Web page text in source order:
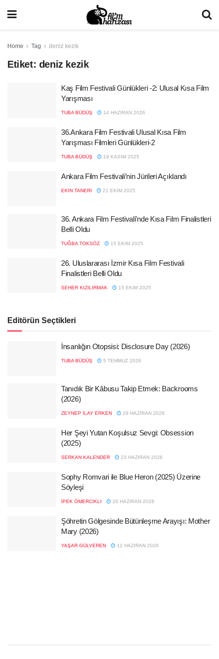
Home Tag deniz kezik
Etiket: deniz kezik
Kaş Film Festivali Günlükleri -2: Ulusal Kısa Film
Yarışması
TUBA BÜDÜŞ 14 HAZIRAN 2026
36.Ankara Film Festivali Ulusal Kısa Film
Yarışması Filmleri Günlükleri-2
TUBA BÜDÜŞ 19 KASIM 2025
Ankara Film Festivali’nin Jürileri Açıklandı
EKIN TANERI 21 EKIM 2025
36. Ankara Film Festivali’nde Kısa Film Finalistleri
Belli Oldu
TUĞBA TOKSÖZ 15 EKIM 2025
26. Uluslararası İzmir Kısa Film Festivali
Finalistleri Belli Oldu
SEHER KIZILIRMAK 15 EKIM 2025
Editörün Seçtikleri
İnsanlığın Otopsisi: Disclosure Day (2026)
TUBA BÜDÜŞ 5 TEMMUZ 2026
Tanıdık Bir Kâbusu Takip Etmek: Backrooms
(2026)
ZEYNEP İLAY ERKEN 29 HAZIRAN 2026
Her Şeyi Yutan Koşulsuz Sevgi: Obsession
(2025)
SERKAN KALENDER 23 HAZIRAN 2026
Sophy Romvari ile Blue Heron (2025) Üzerine
Söyleşi
İPEK ÖMERCIKLI 20 HAZIRAN 2026
Şöhretin Gölgesinde Bütünleşme Arayışı: Mother
Mary (2026)
YAŞAR GÜLVEREN 12 HAZIRAN 2026